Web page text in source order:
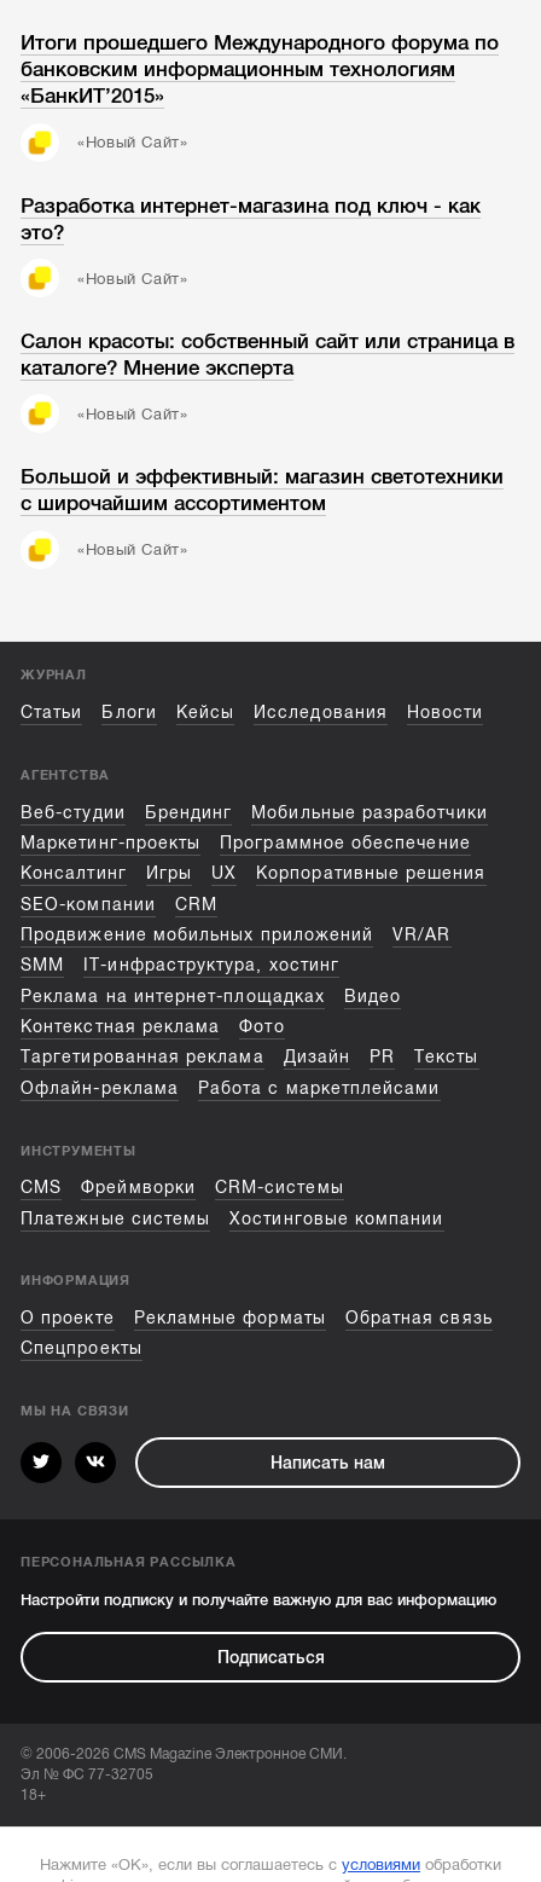
Итоги прошедшего Международного форума по
банковским информационным технологиям
«БанкИТ’2015»
«Новый Cайт»
Разработка интернет-магазина под ключ - как
это?
«Новый Cайт»
Салон красоты: собственный сайт или страница в
каталоге? Мнение эксперта
«Новый Cайт»
Большой и эффективный: магазин светотехники
с широчайшим ассортиментом
«Новый Cайт»
ЖУРНАЛ
Статьи Блоги Кейсы Исследования Новости
АГЕНТСТВА
Веб-студии Брендинг
Мобильные разработчики
Маркетинг-проекты
Программное обеспечение
Консалтинг
Игры UX
Корпоративные решения
SEO-компании
CRM
Продвижение мобильных приложений
VR/AR
SMM
IT-инфраструктура, хостинг
Реклама на интернет-площадках
Видео
Контекстная реклама
Фото
Таргетированная реклама
Дизайн PR
Тексты
Офлайн-реклама
Работа с маркетплейсами
ИНСТРУМЕНТЫ
CMS Фреймворки
CRM-системы
Платежные системы
Хостинговые компании
ИНФОРМАЦИЯ
О проекте Рекламные форматы
Обратная связь
Спецпроекты
МЫ НА СВЯЗИ
Написать нам
ПЕРСОНАЛЬНАЯ РАССЫЛКА
Настройти подписку и получайте важную для вас информацию
Подписаться
© 2006-2026 CMS Magazine Электронное СМИ.
Эл № ФС 77-32705
18+
Нажмите «ОК», если вы соглашаетесь с условиями обработки